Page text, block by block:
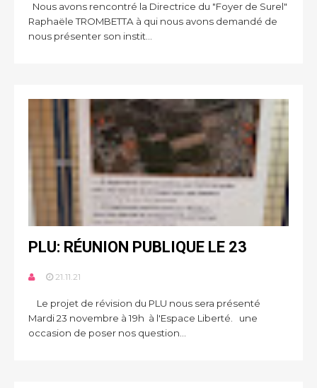
Nous avons rencontré la Directrice du "Foyer de Surel"
Raphaële TROMBETTA à qui nous avons demandé de
nous présenter son instit...
PLU: RÉUNION PUBLIQUE LE 23
21.11.21
Le projet de révision du PLU nous sera présenté
Mardi 23 novembre à 19h à l'Espace Liberté. une
occasion de poser nos question...